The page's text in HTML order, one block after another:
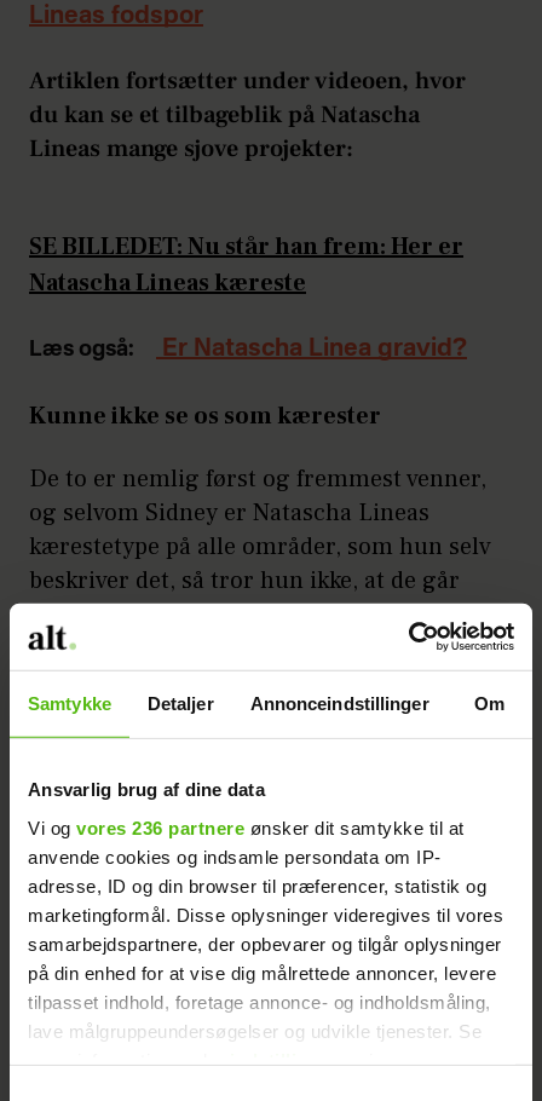
Samtykke Detaljer Annonceindstillinger Om
Ansvarlig brug af dine data
Vi og vores 236 partnere ønsker dit samtykke til at
anvende cookies og indsamle persondata om IP-
adresse, ID og din browser til præferencer, statistik og
marketingformål. Disse oplysninger videregives til vores
samarbejdspartnere, der opbevarer og tilgår oplysninger
på din enhed for at vise dig målrettede annoncer, levere
tilpasset indhold, foretage annonce- og indholdsmåling,
lave målgruppeundersøgelser og udvikle tjenester. Se
Lineas fodspor
Artiklen fortsætter under videoen, hvor
du kan se et tilbageblik på Natascha
Lineas mange sjove projekter:
SE BILLEDET: Nu står han frem: Her er
Natascha Lineas kæreste
Læs også: Er Natascha Linea gravid?
Kunne ikke se os som kærester
De to er nemlig først og fremmest venner,
og selvom Sidney er Natascha Lineas
kærestetype på alle områder, som hun selv
beskriver det, så tror hun ikke, at de går
hen og bliver et par.
- Jeg kunne ikke se, at vi kunne blive
kærester. Vi kysser og boller bare lidt, og
det passer os begge super godt, siger hun
og påpeger, at man ofte ser, at når venner
Annonce